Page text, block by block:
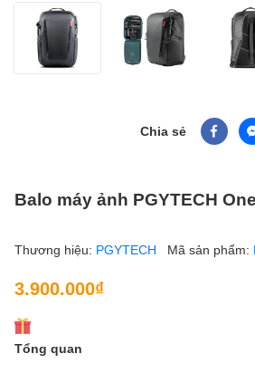
Chia sẻ
Balo máy ảnh PGYTECH
Thương hiệu: PGYTECH Mã sản phẩm:
3.900.000₫
Tổng quan